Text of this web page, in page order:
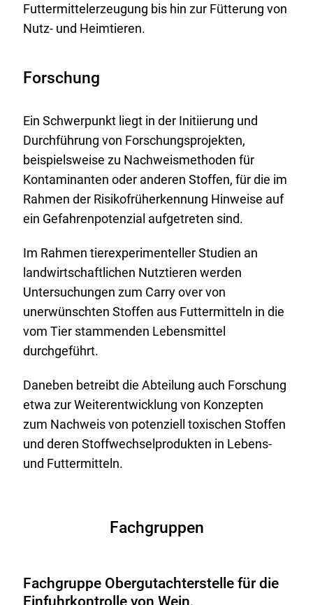
Futtermittelerzeugung bis hin zur Fütterung von
Nutz- und Heimtieren.
Forschung
Ein Schwerpunkt liegt in der Initiierung und
Durchführung von Forschungsprojekten,
beispielsweise zu Nachweismethoden für
Kontaminanten oder anderen Stoffen, für die im
Rahmen der Risikofrüherkennung Hinweise auf
ein Gefahrenpotenzial aufgetreten sind.
Im Rahmen tierexperimenteller Studien an
landwirtschaftlichen Nutztieren werden
Untersuchungen zum Carry over von
unerwünschten Stoffen aus Futtermitteln in die
vom Tier stammenden Lebensmittel
durchgeführt.
Daneben betreibt die Abteilung auch Forschung
etwa zur Weiterentwicklung von Konzepten
zum Nachweis von potenziell toxischen Stoffen
und deren Stoffwechselprodukten in Lebens-
und Futtermitteln.
Fachgruppen
Fachgruppe Obergutachterstelle für die
Einfuhrkontrolle von Wein,